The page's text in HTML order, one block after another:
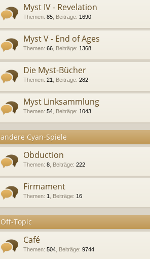
Myst IV - Revelation
Themen: 85 Beiträge: 1690
Myst V - End of Ages
Themen: 66 Beiträge: 1368
Die Myst-Bücher
Themen: 21 Beiträge: 282
Myst Linksammlung
Themen: 54 Beiträge: 1043
andere Cyan-Spiele
Obduction
Themen: 8 Beiträge: 222
Firmament
Themen: 1 Beiträge: 16
Off-Topic
Café
Themen: 504 Beiträge: 9744